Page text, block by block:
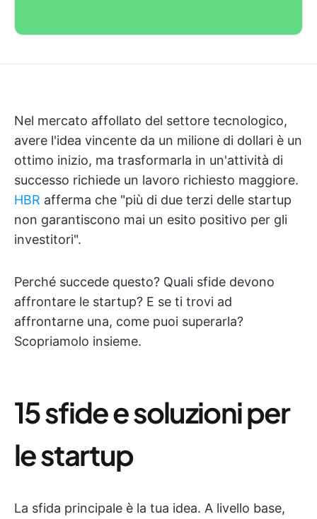
Nel mercato affollato del settore tecnologico,
avere l'idea vincente da un milione di dollari è un
ottimo inizio, ma trasformarla in un'attività di
successo richiede un lavoro richiesto maggiore.
HBR afferma che "più di due terzi delle startup
non garantiscono mai un esito positivo per gli
investitori".
Perché succede questo? Quali sfide devono
affrontare le startup? E se ti trovi ad
affrontarne una, come puoi superarla?
Scopriamolo insieme.
15 sfide e soluzioni per
le startup
La sfida principale è la tua idea. A livello base,